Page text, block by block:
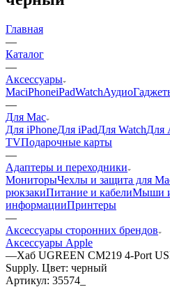
Главная
—
Каталог
—
Аксессуары
MaciPhoneiPadWatchАудио
—
Для Mac
Для iPhoneДля iPadДля WatchДля
TVПодарочные карты
—
Адаптеры и переходники
МониторыЧехлы и защита для
рюкзакиПитание и кабелиМыши и
информацииПринтеры
—
Аксессуары сторонних брендов
Аксессуары Apple
—Хаб UGREEN CM219 4-Port
Supply. Цвет: черный
Артикул: 35574_